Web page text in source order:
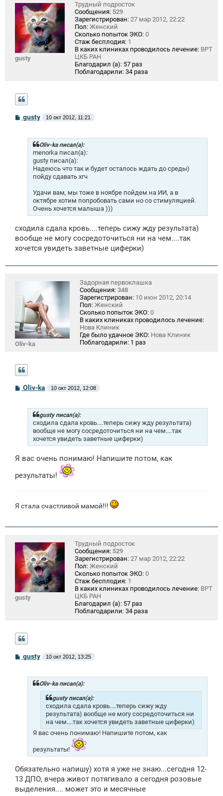
gusty
Трудный подросток
Сообщения: 529
Зарегистрирован: 27 мар 2012, 22:22
Пол: Женский
Сколько попыток ЭКО: 0
Стаж бесплодия: 1
В каких клиниках проводилось лечение: ВРТ
ЦКБ РАН
Благодарил (а): 57 раз
Поблагодарили: 34 раза
С
о
gusty 10 окт 2012, 11:21
Oliv-ka писал(а):
menorka писал(а):
gusty писал(а):
Надеюсь что так и будет осталось ждать до среды)
пойду сдавать хгч
Удачи вам, мы тоже в ноябре пойдем на ИИ, а в
октябре хотим попробовать сами но со стимуляцией.
Очень хочется малыша )))
сходила сдала кровь....теперь сижу жду результата)
вообще не могу сосредоточиться ни на чем....так
хочется увидеть заветные циферки)
Oliv-ka
Задорная первоклашка
Сообщения: 348
Зарегистрирован: 10 июн 2012, 20:14
Пол: Женский
Сколько попыток ЭКО: 0
В каких клиниках проводилось лечение:
Нова Клиник
Где было удачное ЭКО: Нова Клиник
Поблагодарили: 1 раз
С
о
Oliv-ka 10 окт 2012, 12:08
gusty писал(а):
сходила сдала кровь....теперь сижу жду результата)
вообще не могу сосредоточиться ни на чем....так
хочется увидеть заветные циферки)
Я вас очень понимаю! Напишите потом, как
результаты!
Я стала счастливой мамой!!!
gusty
Трудный подросток
Сообщения: 529
Зарегистрирован: 27 мар 2012, 22:22
Пол: Женский
Сколько попыток ЭКО: 0
Стаж бесплодия: 1
В каких клиниках проводилось лечение: ВРТ
ЦКБ РАН
Благодарил (а): 57 раз
Поблагодарили: 34 раза
С
о
gusty 10 окт 2012, 13:25
Oliv-ka писал(а):
gusty писал(а):
сходила сдала кровь....теперь сижу жду
результата) вообще не могу сосредоточиться ни
на чем....так хочется увидеть заветные циферки)
Я вас очень понимаю! Напишите потом, как
результаты!
Обязательно напишу) хотя я уже не знаю...сегодня 12-
13 ДПО, вчера живот потягивало а сегодня розовые
выделения.... может это и месячные